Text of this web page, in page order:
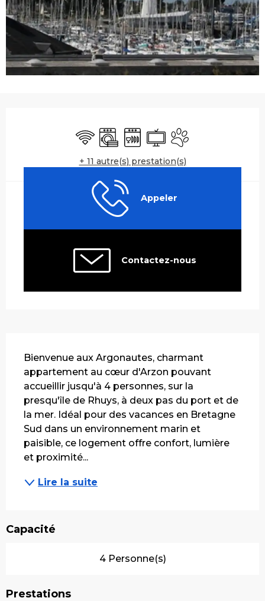
WiFi Lave lingeLave vaisselle
TélévisionAnimaux acceptés
+ 11 autre(s) prestation(s)
Appeler
Contactez-nous
Bienvenue aux Argonautes, charmant
appartement au cœur d'Arzon pouvant
accueillir jusqu'à 4 personnes, sur la
presqu'île de Rhuys, à deux pas du port et de
la mer. Idéal pour des vacances en Bretagne
Sud dans un environnement marin et
paisible, ce logement offre confort, lumière
et proximité...
Lire la suite
Capacité
4 Personne(s)
Prestations